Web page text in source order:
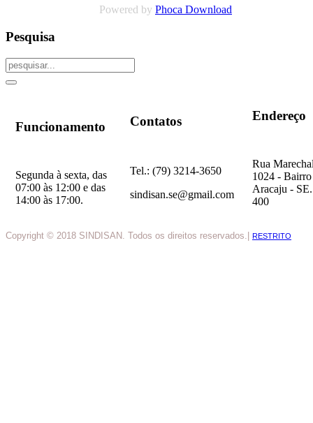
Powered by Phoca Download
Pesquisa
Funcionamento
Segunda à sexta, das
07:00 às 12:00 e das
14:00 às 17:00.
Contatos
Tel.: (79) 3214-3650
sindisan.se@gmail.com
Endereço
Rua
1024 -
Aracaju -
400
Copyright © 2018 SINDISAN. Todos os direitos reservados.| RESTRITO